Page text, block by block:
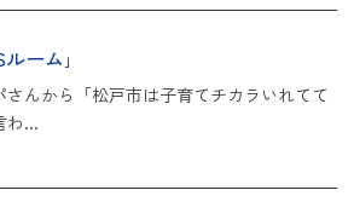
ーム｣
んから「松戸市は子育てチカラいれてて
わ...